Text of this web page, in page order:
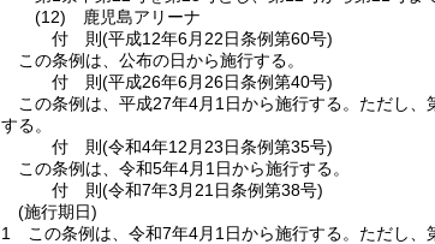
(12) 鹿児島アリーナ
付 則(平成12年6月22日条例第60号)
この条例は、公布の日から施行する。
付 則(平成26年6月26日条例第40号)
この条例は、平成27年4月1日から施行する。 ただし、
する。
付 則(令和4年12月23日条例第35号)
この条例は、令和5年4月1日から施行する。
付 則(令和7年3月21日条例第38号)
(施行期日)
1
この条例は、令和7年4月1日から施行する。 ただし、